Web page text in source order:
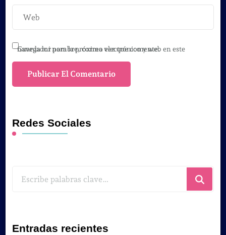
Guarda mi nombre, correo electrónico y web en este navegador para la próxima vez que comente.
Redes Sociales
Entradas recientes